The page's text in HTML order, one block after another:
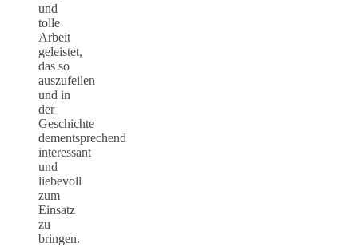
und
tolle
Arbeit
geleistet,
das so
auszufeilen
und in
der
Geschichte
dementsprechend
interessant
und
liebevoll
zum
Einsatz
zu
bringen.